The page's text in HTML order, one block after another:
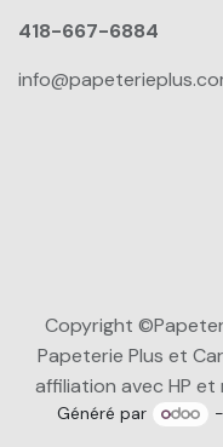
418-667-6884
Copyright
Papeterie Plus et
affiliation avec HP et
Généré par